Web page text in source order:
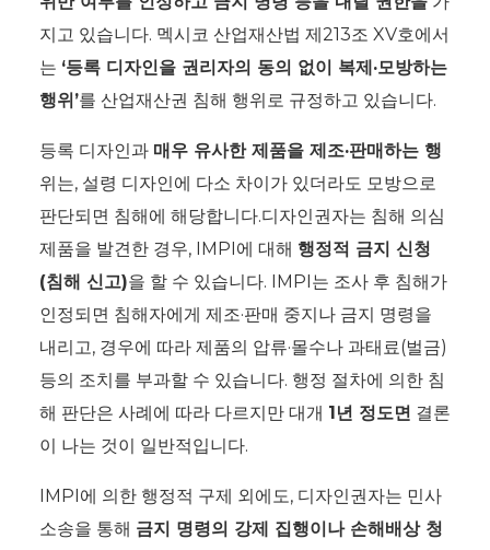
지고 있습니다. 멕시코 산업재산법 제213조 XV호에서
는 ‘등록 디자인을 권리자의 동의 없이 복제·모방하는
행위’를 산업재산권 침해 행위로 규정하고 있습니다.
등록 디자인과 매우 유사한 제품을 제조·판매하는 행
위는, 설령 디자인에 다소 차이가 있더라도 모방으로
판단되면 침해에 해당합니다.디자인권자는 침해 의심
제품을 발견한 경우, IMPI에 대해 행정적 금지 신청
(침해 신고)을 할 수 있습니다. IMPI는 조사 후 침해가
인정되면 침해자에게 제조·판매 중지나 금지 명령을
내리고, 경우에 따라 제품의 압류·몰수나 과태료(벌금)
등의 조치를 부과할 수 있습니다. 행정 절차에 의한 침
해 판단은 사례에 따라 다르지만 대개 1년 정도면 결론
이 나는 것이 일반적입니다.
IMPI에 의한 행정적 구제 외에도, 디자인권자는 민사
소송을 통해 금지 명령의 강제 집행이나 손해배상 청